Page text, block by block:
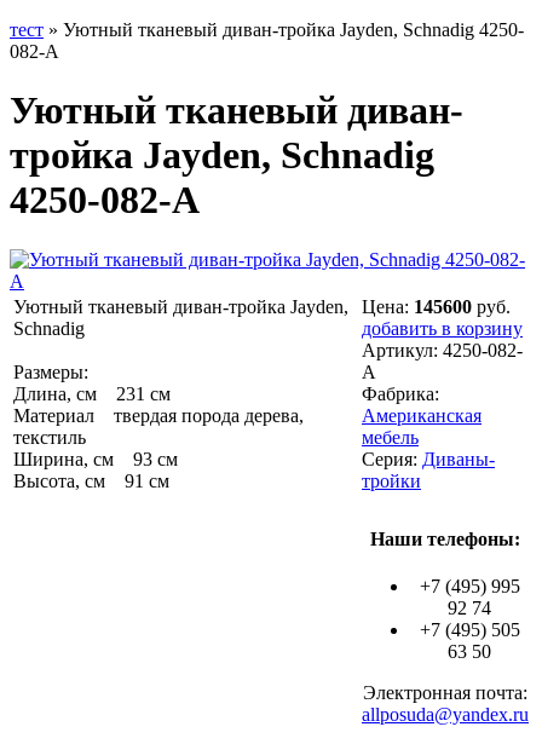
тест » Уютный тканевый диван-тройка Jayden, Schnadig 4250-
082-A
Уютный тканевый диван-
тройка Jayden, Schnadig
4250-082-A
Уютный тканевый диван-тройка Jayden,
Schnadig
Размеры:
Длина, см 231 см
Материал твердая порода дерева,
текстиль
Ширина, см 93 см
Высота, см 91 см
Цена: 145600 руб.
добавить в корзину
Артикул: 4250-082-
A
Фабрика:
Американская
мебель
Серия: Диваны-
тройки
Наши телефоны:
+7 (495) 995
92 74
+7 (495) 505
63 50
Электронная почта:
allposuda@yandex.ru